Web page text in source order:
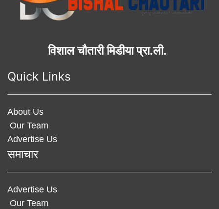
विशाल चौतारी मिडीया प्रा.ली.
Quick Links
About Us
Our Team
Advertise Us
समाचार
Advertise Us
Our Team